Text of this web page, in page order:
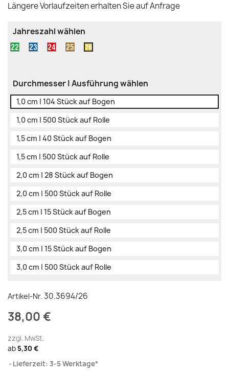
Längere Vorlaufzeiten erhalten Sie auf Anfrage
Jahreszahl wählen
22
23
24
25
26
Durchmesser | Ausführung wählen
1,0 cm | 104 Stück auf Bogen
1,0 cm | 500 Stück auf Rolle
1,5 cm | 40 Stück auf Bogen
1,5 cm | 500 Stück auf Rolle
2,0 cm | 28 Stück auf Bogen
2,0 cm | 500 Stück auf Rolle
2,5 cm | 15 Stück auf Bogen
2,5 cm | 500 Stück auf Rolle
3,0 cm | 15 Stück auf Bogen
3,0 cm | 500 Stück auf Rolle
Artikel-Nr. 30.3694/26
38,00 €
zzgl. MwSt.
ab5,30 €
Lieferzeit: 3-5 Werktage*